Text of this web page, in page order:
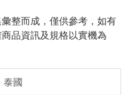
整而成，僅供參考，如有
品資訊及規格以實機為
泰國